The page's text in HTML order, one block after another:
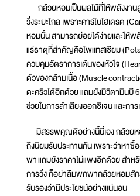
กล้วยหอมเป็นผลไม้ที่ให้พลังงาน
วิ่งระยะไกล เพราะคาร์โบไฮเดรต
หอมนั้น สามารถย่อยได้ง่ายและให้
แร่ธาตุที่สำคัญคือโพแทสเซียม
ควบคุมอัตราการเต้นของหัวใจ
ตัวของกล้ามเนื้อ (Muscle
ตะคริวได้อีกด้วย แถมยังมีวิตามินบี
ช่วยในการลำเลียงออกซิเจน และก
มีสรรพคุณดีอย่างนี้นี่เอง กล้วยห
ถึงนิยมรับประทานกัน เพราะว่าหาซื้
พา แถมยังราคาไม่แพงอีกด้วย สำห
การวิ่ง ก็อย่าลืมพกพากล้วยหอมสัก
รับรองว่ามีประโยชน์อย่างแน่นอน